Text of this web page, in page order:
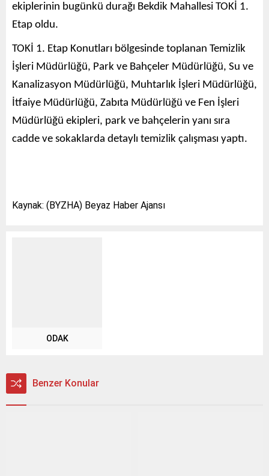
ekiplerinin bugünkü durağı Bekdik Mahallesi TOKİ 1.
Etap oldu.
TOKİ 1. Etap Konutları bölgesinde toplanan Temizlik
İşleri Müdürlüğü, Park ve Bahçeler Müdürlüğü, Su ve
Kanalizasyon Müdürlüğü, Muhtarlık İşleri Müdürlüğü,
İtfaiye Müdürlüğü, Zabıta Müdürlüğü ve Fen İşleri
Müdürlüğü ekipleri, park ve bahçelerin yanı sıra
cadde ve sokaklarda detaylı temizlik çalışması yaptı.
Kaynak: (BYZHA) Beyaz Haber Ajansı
ODAK
Benzer Konular